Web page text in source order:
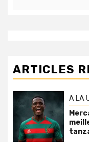
ARTICLES
A LA